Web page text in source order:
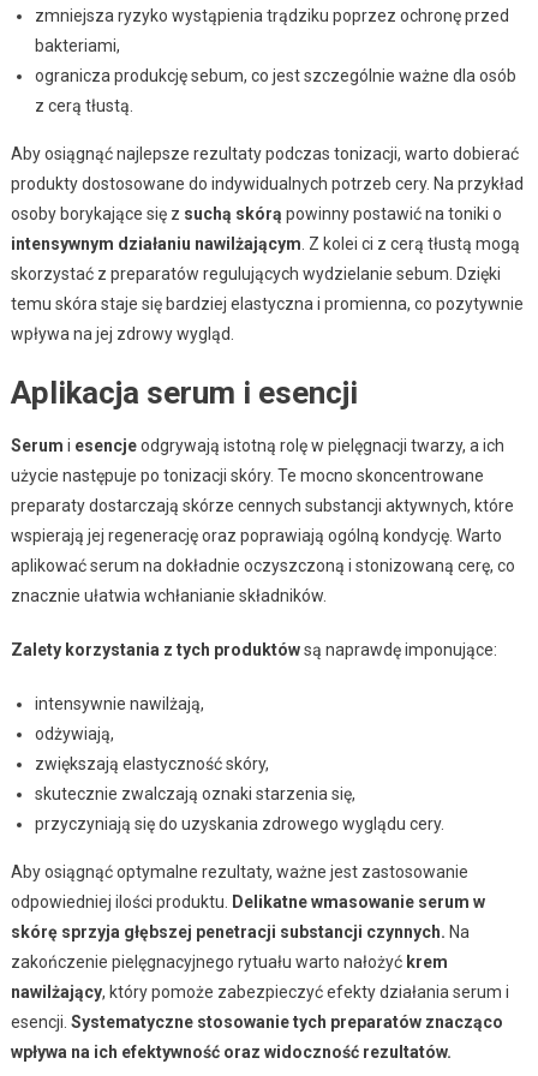
zmniejsza ryzyko wystąpienia trądziku poprzez ochronę przed
bakteriami,
ogranicza produkcję sebum, co jest szczególnie ważne dla osób
z cerą tłustą.
Aby osiągnąć najlepsze rezultaty podczas tonizacji, warto dobierać
produkty dostosowane do indywidualnych potrzeb cery. Na przykład
osoby borykające się z suchą skórą powinny postawić na toniki o
intensywnym działaniu nawilżającym . Z kolei ci z cerą tłustą mogą
skorzystać z preparatów regulujących wydzielanie sebum. Dzięki
temu skóra staje się bardziej elastyczna i promienna, co pozytywnie
wpływa na jej zdrowy wygląd.
Aplikacja serum i esencji
Serum i esencjeodgrywają istotną rolę w pielęgnacji twarzy, a ich
użycie następuje po tonizacji skóry. Te mocno skoncentrowane
preparaty dostarczają skórze cennych substancji aktywnych, które
wspierają jej regenerację oraz poprawiają ogólną kondycję. Warto
aplikować serum na dokładnie oczyszczoną i stonizowaną cerę, co
znacznie ułatwia wchłanianie składników.
Zalety korzystania z tych produktówsą naprawdę imponujące:
intensywnie nawilżają,
odżywiają,
zwiększają elastyczność skóry,
skutecznie zwalczają oznaki starzenia się,
przyczyniają się do uzyskania zdrowego wyglądu cery.
Aby osiągnąć optymalne rezultaty, ważne jest zastosowanie
odpowiedniej ilości produktu.
Delikatne wmasowanie serum w
skórę sprzyja głębszej penetracji substancji czynnych. Na
zakończenie pielęgnacyjnego rytuału warto nałożyć krem
nawilżający, który pomoże zabezpieczyć efekty działania serum i
esencji. Systematyczne stosowanie tych preparatów znacząco
wpływa na ich efektywność oraz widoczność rezultatów.